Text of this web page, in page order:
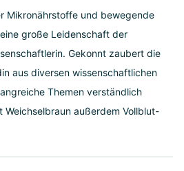
Mikronährstoffe und bewegende
große Leidenschaft der
Gekonnt zaubert die
aus diversen wissenschaftlichen
Themen verständlich
außerdem Vollblut-